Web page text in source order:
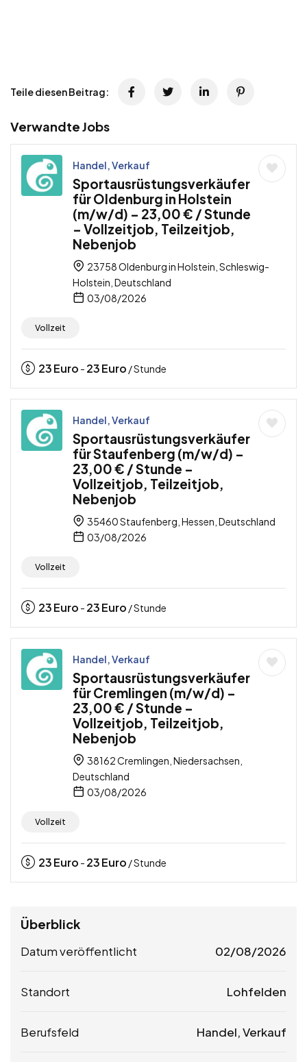
Teile diesen Beitrag:
Verwandte Jobs
Handel, Verkauf
Sportausrüstungsverkäufer
für Oldenburg in Holstein
(m/w/d) – 23,00 € / Stunde
– Vollzeitjob, Teilzeitjob,
Nebenjob
23758 Oldenburg in Holstein, Schleswig-
Holstein, Deutschland
03/08/2026
Vollzeit
23Euro - 23Euro / Stunde
Handel, Verkauf
Sportausrüstungsverkäufer
für Staufenberg (m/w/d) –
23,00 € / Stunde –
Vollzeitjob, Teilzeitjob,
Nebenjob
35460 Staufenberg, Hessen, Deutschland
03/08/2026
Vollzeit
23Euro - 23Euro / Stunde
Handel, Verkauf
Sportausrüstungsverkäufer
für Cremlingen (m/w/d) –
23,00 € / Stunde –
Vollzeitjob, Teilzeitjob,
Nebenjob
38162 Cremlingen, Niedersachsen,
Deutschland
03/08/2026
Vollzeit
23Euro - 23Euro / Stunde
Überblick
Datum veröffentlicht 02/08/2026
Standort Lohfelden
Berufsfeld Handel, Verkauf